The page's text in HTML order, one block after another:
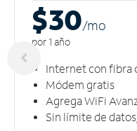
$30/mo
por 1 año
Internet con fibra
Módem gratis
Agrega WiFi
Sin límite de